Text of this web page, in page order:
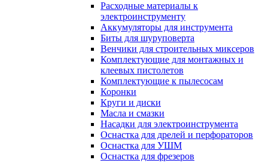
Расходные материалы к
электроинструменту
Аккумуляторы для инструмента
Биты для шуруповерта
Венчики для строительных миксеров
Комплектующие для монтажных и
клеевых пистолетов
Комплектующие к пылесосам
Коронки
Круги и диски
Масла и смазки
Насадки для электроинструмента
Оснастка для дрелей и перфораторов
Оснастка для УШМ
Оснастка для фрезеров